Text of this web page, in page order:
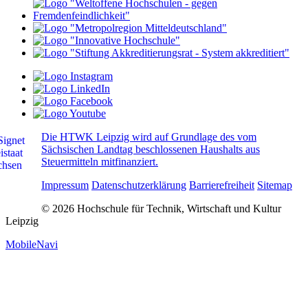
Die HTWK Leipzig wird auf Grundlage des vom
Sächsischen Landtag beschlossenen Haushalts aus
Steuermitteln mitfinanziert.
Impressum Datenschutzerklärung Barrierefreiheit Sitemap
© 2026 Hochschule für Technik, Wirtschaft und Kultur
Leipzig
MobileNavi